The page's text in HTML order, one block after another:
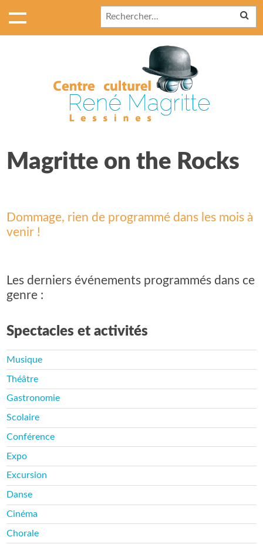
Magritte on the Rocks
Dommage, rien de programmé dans les mois à
venir !
Les derniers événements programmés dans ce
genre :
Spectacles et activités
Musique
Théâtre
Gastronomie
Scolaire
Conférence
Expo
Excursion
Danse
Cinéma
Chorale